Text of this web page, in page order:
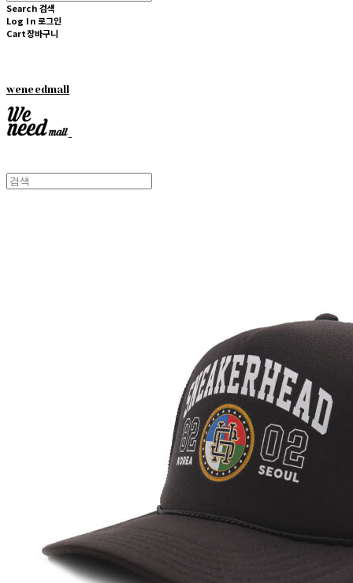
Search 검색
Log In 로그인
Cart장바구니
weneedmall